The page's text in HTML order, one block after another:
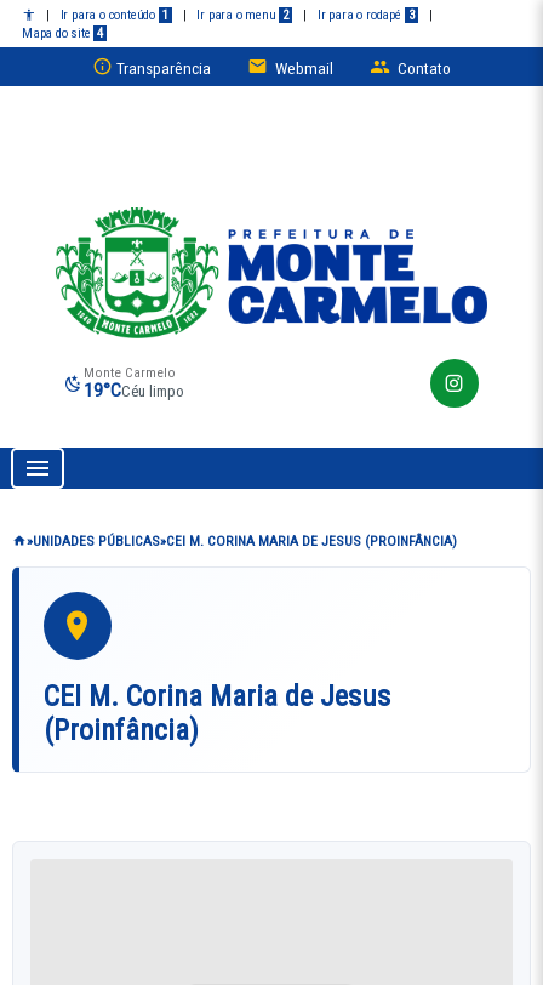
| Ir para o conteúdo 1 | Ir para o menu 2 | Ir para o rodapé 3
|
Mapa do site 4
Transparência Webmail Contato
Monte Carmelo
19°CCéu limpo
UNIDADES PÚBLICAS CEI M. CORINA MARIA DE JESUS (PROINFÂNCIA)
CEI M. Corina Maria de Jesus
(Proinfância)